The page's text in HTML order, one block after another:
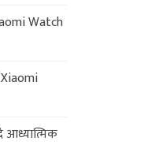
Watch
आध्यात्मिक